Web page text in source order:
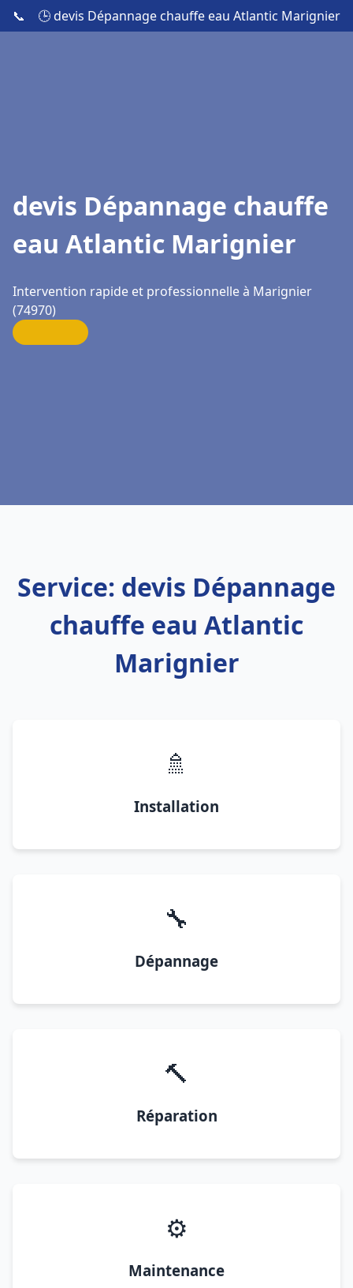
📞 🕒 devis Dépannage chauffe eau Atlantic Marignier
devis Dépannage chauffe
eau Atlantic Marignier
Intervention rapide et professionnelle à Marignier
(74970)
Service: devis Dépannage
chauffe eau Atlantic
Marignier
🚿
Installation
🔧
Dépannage
🔨
Réparation
⚙️
Maintenance